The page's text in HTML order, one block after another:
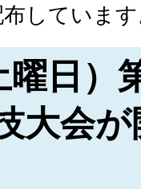
していま
日）
大会